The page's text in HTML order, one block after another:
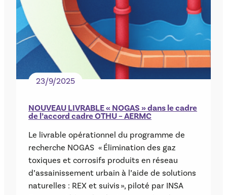
23/9/2025
NOUVEAU LIVRABLE « NOGAS » dans le cadre
de l’accord cadre OTHU – AERMC
Le livrable opérationnel du programme de
recherche NOGAS « Élimination des gaz
toxiques et corrosifs produits en réseau
d’assainissement urbain à l’aide de solutions
naturelles : REX et suivis », piloté par INSA